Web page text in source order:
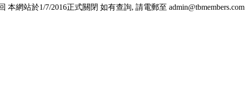
網站於1/7/2016正式關閉 如有查詢, 請電郵至 admin@tbmembers.com